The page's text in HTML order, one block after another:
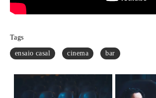
Tags
ensaio casal cinema bar